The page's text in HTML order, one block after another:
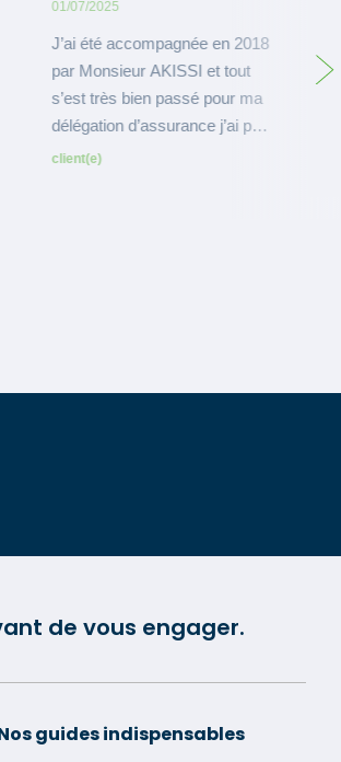
de vous engager.
guides indispensables